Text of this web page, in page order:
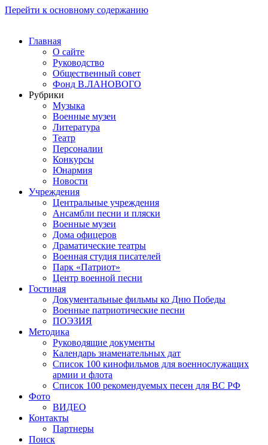
Перейти к основному содержанию
Главная
О сайте
Руководство
Общественный совет
Фонд В.ЛАНОВОГО
Рубрики
Музыка
Военные музеи
Литература
Театр
Персоналии
Конкурсы
Юнармия
Новости
Учреждения
Центральные учреждения
Ансамбли песни и пляски
Военные музеи
Дома офицеров
Драматические театры
Военная студия писателей
Парк «Патриот»
Центр военной песни
Гостиная
Документальные фильмы ко Дню Победы
Военные патриотические песни
ПОЭЗИЯ
Методика
Руководящие документы
Календарь знаменательных дат
Список 100 кинофильмов для военнослужащих
армии и флота
Список 100 рекомендуемых песен для ВС РФ
Фото
ВИДЕО
Контакты
Партнеры
Поиск